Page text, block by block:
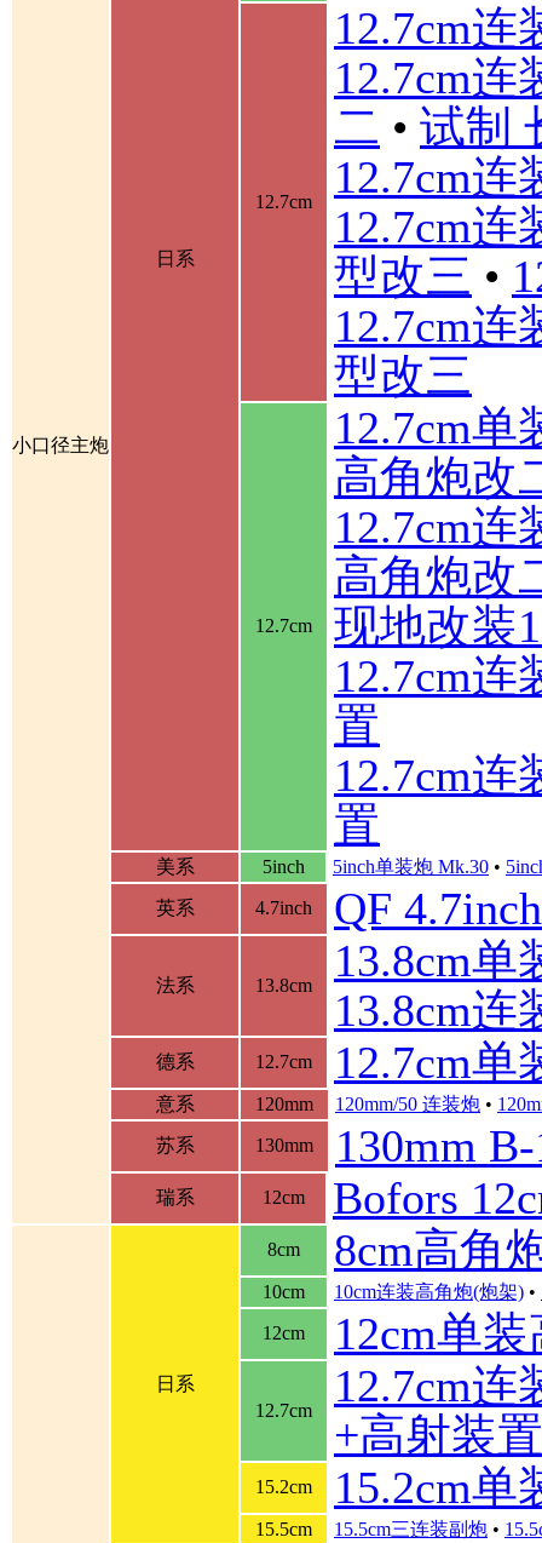
小口径主炮
日系
12.7cm
12.7cm连
12.7cm连
二 • 试制
12.7cm连
12.7cm连
型改三 •
12.7cm连
型改三
12.7cm
12.7cm
高角炮改
12.7cm
高角炮改
现地改装
12.7cm
置
12.7cm
置
美系 5inch 5inch单装炮 Mk.30 •
英系
4.7inch QF
法系 13.8cm
13.8cm单
13.8cm连
德系 12.7cm 12.7cm单
意系 120mm 120mm/50 连装炮 •
苏系
130mm 130mm
瑞系 12cm Bofors
日系
8cm 8cm高角
10cm 10cm连装高角炮(炮架) •
12cm
12cm单
12.7cm
12.7cm连
+高射装置
15.2cm 15.2cm单
15.5cm 15.5cm三连装副炮 •